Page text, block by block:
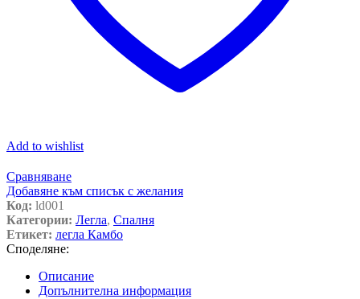
Add to wishlist
Сравняване
Добавяне към списък с желания
Код: ld001
Категории: Легла, Спалня
Етикет: легла Камбо
Споделяне:
Описание
Допълнителна информация